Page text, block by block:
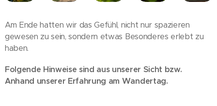
Am Ende hatten wir das Gefühl, nicht nur spazieren
gewesen zu sein, sondern etwas Besonderes erlebt zu
haben.
Folgende Hinweise sind aus unserer Sicht bzw.
Anhand unserer Erfahrung am Wandertag.